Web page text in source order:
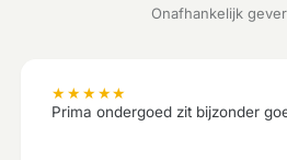
Onafhankelijk
★★★★★
Prima ondergoed zit bijzonder